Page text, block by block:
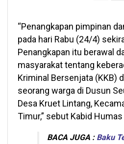
“Penangkapan pimpinan
pada hari Rabu (24/4)
Penangkapan itu berawal
masyarakat tentang
Kriminal Bersenjata (KKB)
seorang warga di Dusun
Desa Kruet Lintang,
Timur,” sebut Kabid
BACA JUGA :Baku